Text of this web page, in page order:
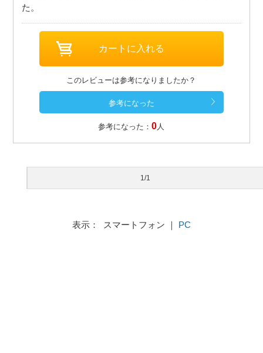
た。
このレビューは参考になりましたか？
参考になった：0人
1/1
表示： スマートフォン ｜ PC